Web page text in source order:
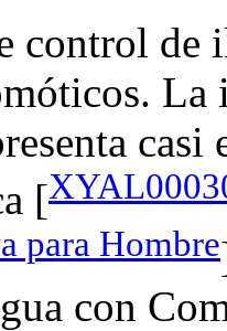
control de
casi
[
para Hombre
con